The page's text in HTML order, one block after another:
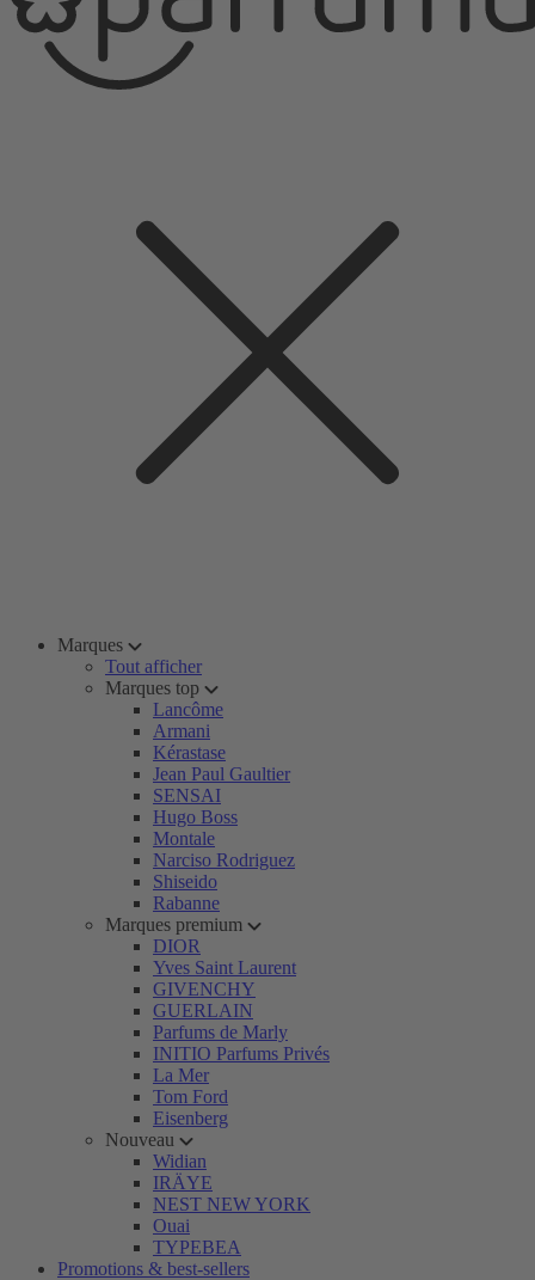
Marques
Tout afficher
Marques top
Lancôme
Armani
Kérastase
Jean Paul Gaultier
SENSAI
Hugo Boss
Montale
Narciso Rodriguez
Shiseido
Rabanne
Marques premium
DIOR
Yves Saint Laurent
GIVENCHY
GUERLAIN
Parfums de Marly
INITIO Parfums Privés
La Mer
Tom Ford
Eisenberg
Nouveau
Widian
IRÄYE
NEST NEW YORK
Ouai
TYPEBEA
Promotions & best-sellers